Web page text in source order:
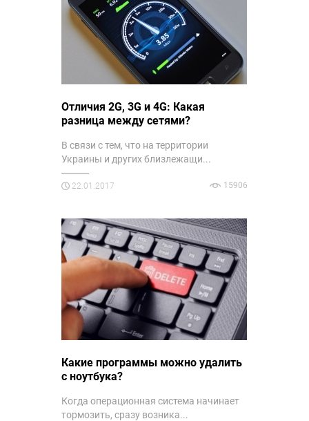
Отличия 2G, 3G и 4G: Какая
разница между сетями?
В связи с тем, что на территории
Украины и других близлежащи...
22.01.2017 15906
Какие программы можно удалить
с ноутбука?
Когда операционная система начинает
тормозить, сразу возника...